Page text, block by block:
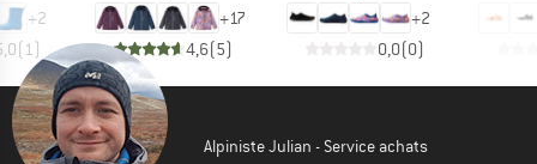
+2
(1 )
+17
4,6(5)
+2
0,0(0)
Alpiniste Julian - Service achats